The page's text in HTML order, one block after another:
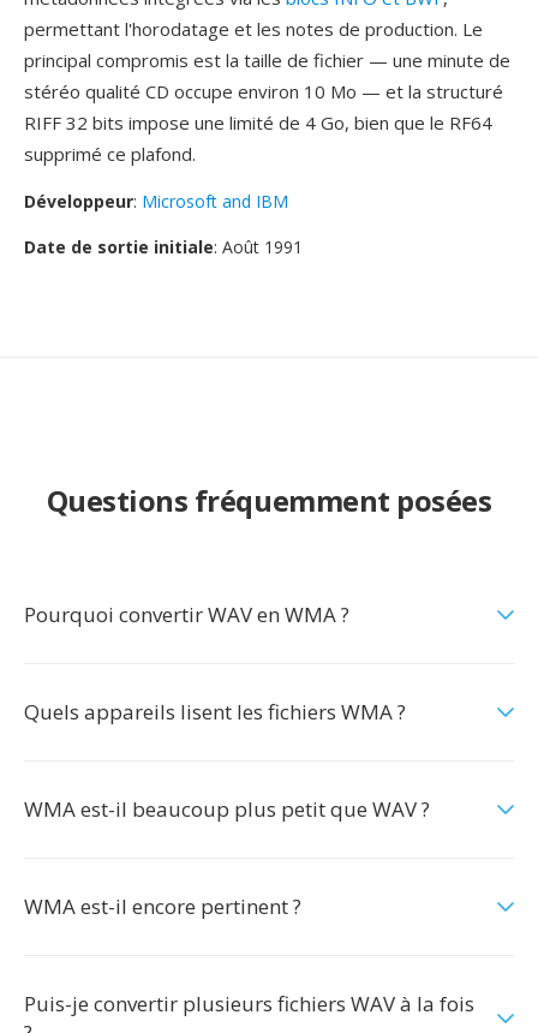
permettant l'horodatage et les notes de production. Le
principal compromis est la taille de fichier — une minute de
stéréo qualité CD occupe environ 10 Mo — et la structuré
RIFF 32 bits impose une limité de 4 Go, bien que le RF64
supprimé ce plafond.
Développeur: Microsoft and IBM
Date de sortie initiale: Août 1991
Questions fréquemment posées
Pourquoi convertir WAV en WMA ?
Quels appareils lisent les fichiers WMA ?
WMA est-il beaucoup plus petit que WAV ?
WMA est-il encore pertinent ?
Puis-je convertir plusieurs fichiers WAV à la fois